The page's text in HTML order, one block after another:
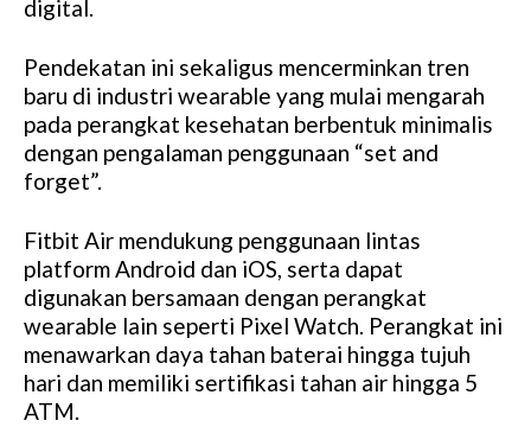
digital.
Pendekatan ini sekaligus mencerminkan tren
baru di industri wearable yang mulai mengarah
pada perangkat kesehatan berbentuk minimalis
dengan pengalaman penggunaan “set and
forget”.
Fitbit Air mendukung penggunaan lintas
platform Android dan iOS, serta dapat
digunakan bersamaan dengan perangkat
wearable lain seperti Pixel Watch. Perangkat ini
menawarkan daya tahan baterai hingga tujuh
hari dan memiliki sertifikasi tahan air hingga 5
ATM.